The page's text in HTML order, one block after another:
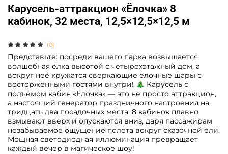
(0)
Карусель-аттракцион «Ёлочка» 8
кабинок, 32 места, 12,5×12,5×12,5 м
Представьте: посреди вашего парка возвышается
волшебная ёлка высотой с четырёхэтажный дом, а
вокруг неё кружатся сверкающие ёлочные шары с
восторженными гостями внутри! 🎄 Карусель с
подъёмом кабин «Ёлочка» — это не просто аттракцион,
а настоящий генератор праздничного настроения на
тридцать два посадочных места. 8 кабинок плавно
взмывают вверх и опускаются вниз, даря пассажирам
незабываемое ощущение полёта вокруг сказочной ели.
Мощная светодиодная иллюминация превращает
каждый вечер в магическое шоу!